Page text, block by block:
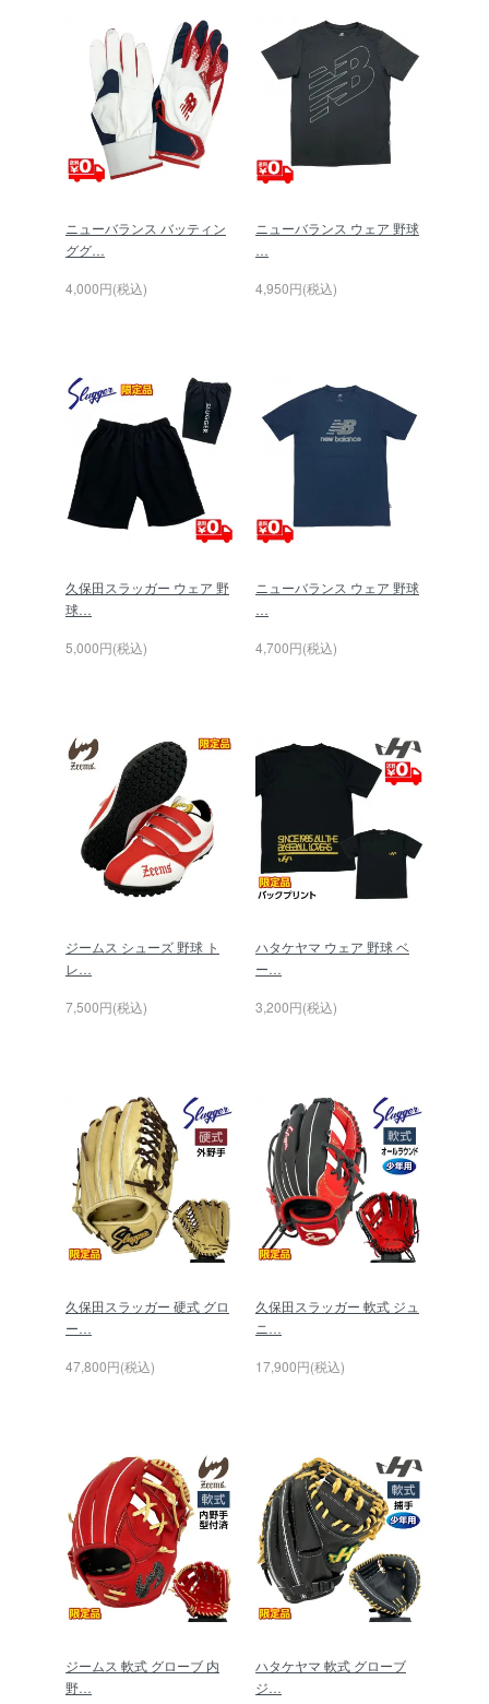
ニューバランス バッティン
ググ…
4,000円(税込)
ニューバランス ウェア 野球
…
4,950円(税込)
久保田スラッガー ウェア 野
球…
5,000円(税込)
ニューバランス ウェア 野球
…
4,700円(税込)
ジームス シューズ 野球 ト
レ…
7,500円(税込)
ハタケヤマ ウェア 野球 ベ
ー…
3,200円(税込)
久保田スラッガー 硬式 グロ
ー…
47,800円(税込)
久保田スラッガー 軟式 ジュ
ニ…
17,900円(税込)
ジームス 軟式 グローブ 内
野…
ハタケヤマ 軟式 グローブ
ジ…